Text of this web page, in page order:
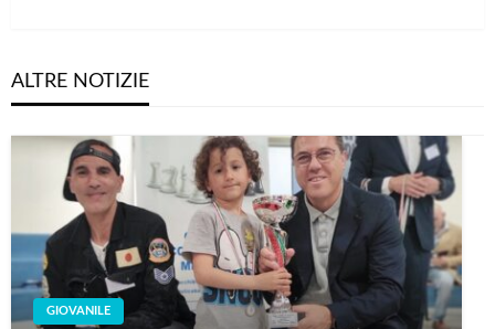
ALTRE NOTIZIE
GIOVANILE